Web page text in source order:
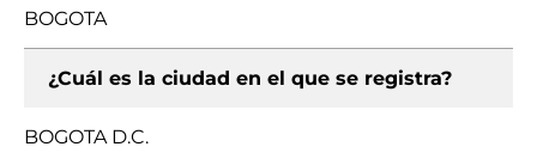
BOGOTA
¿Cuál es la ciudad en el que se registra?
BOGOTA D.C.